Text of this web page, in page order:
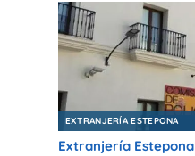
EXTRANJERÍA ESTEPONA
Extranjería Estepona